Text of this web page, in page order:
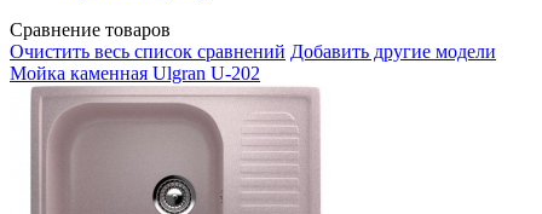
Сравнение товаров
Очистить весь список сравнений Добавить другие модели
Мойка каменная Ulgran U-202